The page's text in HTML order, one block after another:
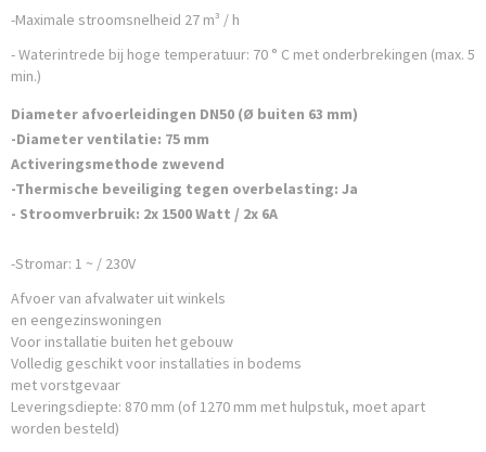
-Maximale stroomsnelheid 27 m³ / h
- Waterintrede bij hoge temperatuur: 70 ° C met onderbrekingen (max. 5
min.)
Diameter afvoerleidingen DN50 (Ø buiten 63 mm)
-Diameter ventilatie: 75 mm
Activeringsmethode zwevend
-Thermische beveiliging tegen overbelasting: Ja
- Stroomverbruik: 2x 1500 Watt / 2x 6A
-Stromar: 1 ~ / 230V
Afvoer van afvalwater uit winkels
en eengezinswoningen
Voor installatie buiten het gebouw
Volledig geschikt voor installaties in bodems
met vorstgevaar
Leveringsdiepte: 870 mm (of 1270 mm met hulpstuk, moet apart
worden besteld)